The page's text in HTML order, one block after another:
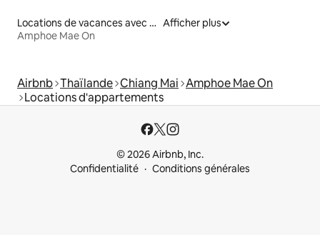
Locations de vacances avec piscine
Amphoe Mae On
Afficher plus
Airbnb Thaïlande Chiang Mai Amphoe Mae On
Locations d'appartements
© 2026 Airbnb, Inc.
Confidentialité
Conditions générales